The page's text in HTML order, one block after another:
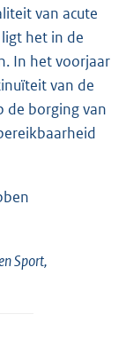
van acute
het in de
In het voorjaar
van de
de borging van
Sport,